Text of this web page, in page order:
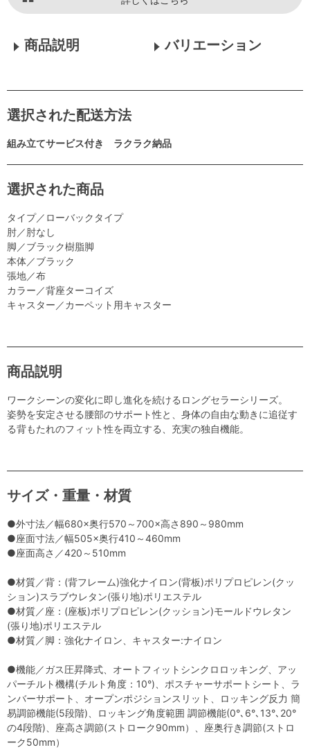
商品説明 バリエーション
選択された配送方法
組み立てサービス付き ラクラク納品
選択された商品
タイプ／ローバックタイプ
肘／肘なし
脚／ブラック樹脂脚
本体／ブラック
張地／布
カラー／背座ターコイズ
キャスター／カーペット用キャスター
商品説明
ワークシーンの変化に即し進化を続けるロングセラーシリーズ。
姿勢を安定させる腰部のサポート性と、身体の自由な動きに追従す
る背もたれのフィット性を両立する、充実の独自機能。
サイズ・重量・材質
●外寸法／幅680×奥行570～700×高さ890～980mm
●座面寸法／幅505×奥行410～460mm
●座面高さ／420～510mm
●材質／背：(背フレーム)強化ナイロン(背板)ポリプロピレン(クッ
ション)スラブウレタン(張り地)ポリエステル
●材質／座：(座板)ポリプロピレン(クッション)モールドウレタン
(張り地)ポリエステル
●材質／脚：強化ナイロン、キャスター:ナイロン
●機能／ガス圧昇降式、オートフィットシンクロロッキング、アッ
パーチルト機構(チルト角度：10°)、ポスチャーサポートシート、ラ
ンバーサポート、オープンポジションスリット、ロッキング反力 簡
易調節機能(5段階)、ロッキング角度範囲 調節機能(0°､6°､13°､20°
の4段階)、座高さ調節(ストローク90mm）、座奥行き調節(ストロ
ーク50mm）